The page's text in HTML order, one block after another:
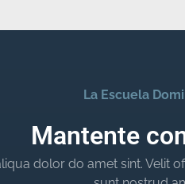
La Escuela
Mantente
dolor do amet sint. Velit